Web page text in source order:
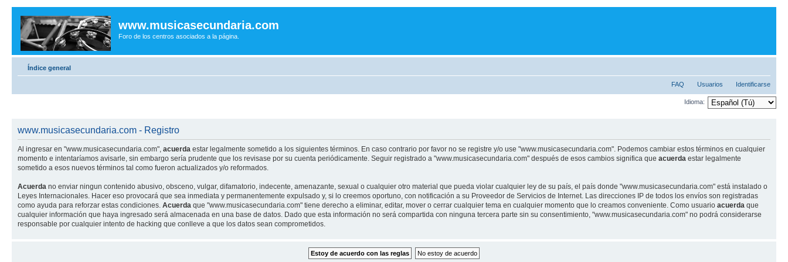
www.musicasecundaria.com
Foro de los centros asociados a la página.
Índice general
FAQ Usuarios Identificarse
Idioma:
www.musicasecundaria.com - Registro
Al ingresar en "www.musicasecundaria.com", acuerda estar legalmente sometido a los siguientes términos. En caso contrario por favor no se registre y/o use "www.musicasecundaria.com". Podemos cambiar estos términos en cualquier
momento e intentaríamos avisarle, sin embargo sería prudente que los revisase por su cuenta periódicamente. Seguir registrado a "www.musicasecundaria.com" después de esos cambios significa que acuerda estar legalmente
sometido a esos nuevos términos tal como fueron actualizados y/o reformados.
Acuerda no enviar ningun contenido abusivo, obsceno, vulgar, difamatorio, indecente, amenazante, sexual o cualquier otro material que pueda violar cualquier ley de su país, el país donde "www.musicasecundaria.com" está instalado o
Leyes Internacionales. Hacer eso provocará que sea inmediata y permanentemente expulsado y, si lo creemos oportuno, con notificación a su Proveedor de Servicios de Internet. Las direcciones IP de todos los envíos son registradas
como ayuda para reforzar estas condiciones. Acuerda que "www.musicasecundaria.com" tiene derecho a eliminar, editar, mover o cerrar cualquier tema en cualquier momento que lo creamos conveniente. Como usuario acuerda que
cualquier información que haya ingresado será almacenada en una base de datos. Dado que esta información no será compartida con ninguna tercera parte sin su consentimiento, "www.musicasecundaria.com" no podrá considerarse
responsable por cualquier intento de hacking que conlleve a que los datos sean comprometidos.